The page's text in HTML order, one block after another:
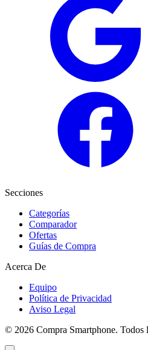
Secciones
Categorías
Comparador
Ofertas
Guías de Compra
Acerca De
Equipo
Política de Privacidad
Aviso Legal
© 2026 Compra Smartphone. Todos